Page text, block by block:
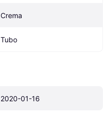
Crema
Tubo
2020-01-16